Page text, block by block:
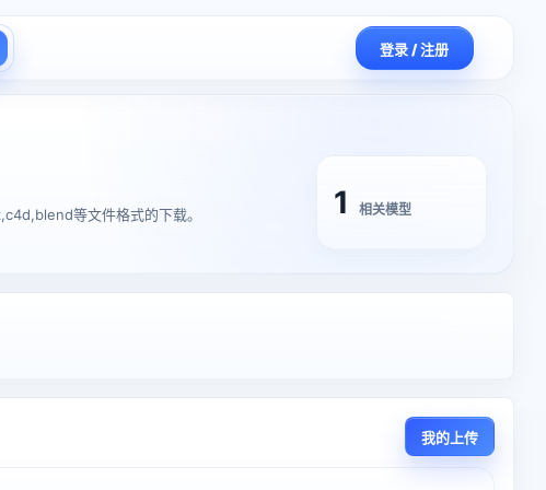
登录 / 注册
等文件格式的下载。
1 相关模型
我的上传